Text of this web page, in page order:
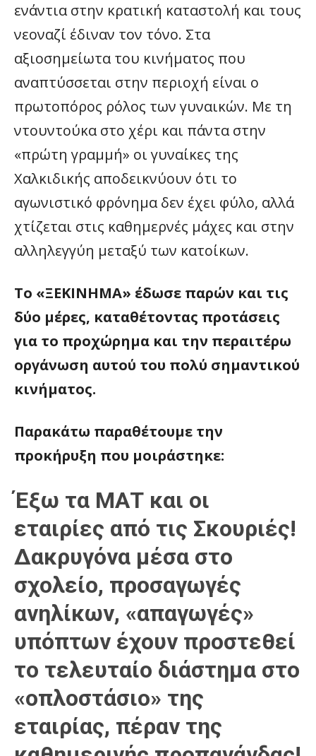
ενάντια στην κρατική καταστολή και τους
νεοναζί έδιναν τον τόνο. Στα
αξιοσημείωτα του κινήματος που
αναπτύσσεται στην περιοχή είναι ο
πρωτοπόρος ρόλος των γυναικών. Με τη
ντουντούκα στο χέρι και πάντα στην
«πρώτη γραμμή» οι γυναίκες της
Χαλκιδικής αποδεικνύουν ότι το
αγωνιστικό φρόνημα δεν έχει φύλο, αλλά
χτίζεται στις καθημερνές μάχες και στην
αλληλεγγύη μεταξύ των κατοίκων.
Το «ΞΕΚΙΝΗΜΑ» έδωσε παρών και τις
δύο μέρες, καταθέτοντας προτάσεις
για το προχώρημα και την περαιτέρω
οργάνωση αυτού του πολύ σημαντικού
κινήματος.
Παρακάτω παραθέτουμε την
προκήρυξη που μοιράστηκε:
Έξω τα ΜΑΤ και οι
εταιρίες από τις Σκουριές!
Δακρυγόνα μέσα στο
σχολείο, προσαγωγές
ανηλίκων, «απαγωγές»
υπόπτων έχουν προστεθεί
το τελευταίο διάστημα στο
«οπλοστάσιο» της
εταιρίας, πέραν της